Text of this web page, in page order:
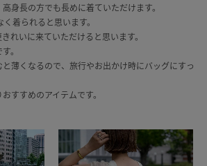
身長の方でも長めに着ていただけます。
着られると思います。
れいに来ていただけると思います。
。
薄くなるので、旅行やお出かけ時にバッグにすっ
すすめのアイテムです。